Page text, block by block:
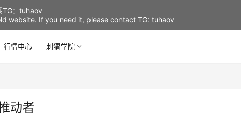
行情中心 刺猬学院
动者
TG：tuhaov
website. If you need it, please contact TG: tuhaov